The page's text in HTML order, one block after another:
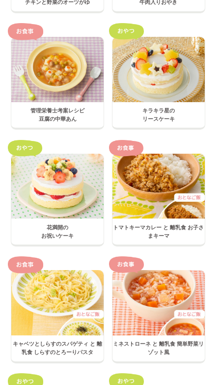
チキンと野菜のオーツがゆ 牛肉入りおやき
管理栄養士考案レシピ
豆腐の中華あん
キラキラ星の
リースケーキ
花満開の
お祝いケーキ
トマトキーマカレー と 離乳食 お子さ
まキーマ
キャベツとしらすのスパゲティ と 離
乳食 しらすのとろーりパスタ
ミネストローネ と 離乳食 簡単野菜リ
ゾット風